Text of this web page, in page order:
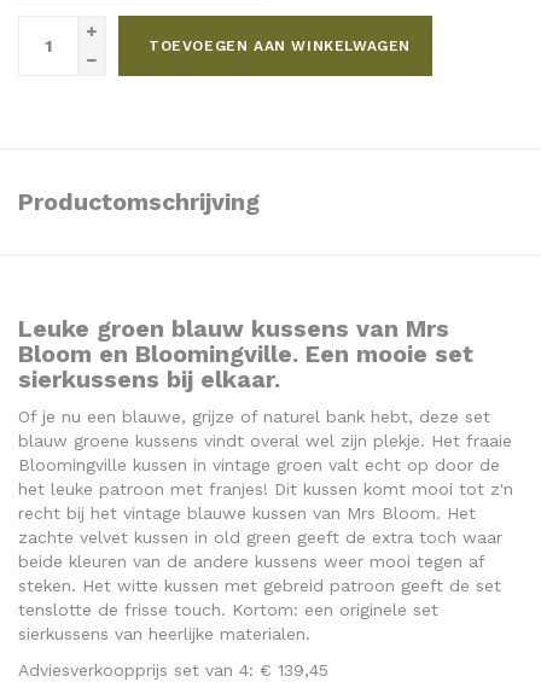
TOEVOEGEN AAN WINKELWAGEN
Productomschrijving
Leuke groen blauw kussens van Mrs
Bloom en Bloomingville. Een mooie set
sierkussens bij elkaar.
Of je nu een blauwe, grijze of naturel bank hebt, deze set
blauw groene kussens vindt overal wel zijn plekje. Het fraaie
Bloomingville kussen in vintage groen valt echt op door de
het leuke patroon met franjes! Dit kussen komt mooi tot z'n
recht bij het vintage blauwe kussen van Mrs Bloom. Het
zachte velvet kussen in old green geeft de extra toch waar
beide kleuren van de andere kussens weer mooi tegen af
steken. Het witte kussen met gebreid patroon geeft de set
tenslotte de frisse touch. Kortom: een originele set
sierkussens van heerlijke materialen.
Adviesverkoopprijs set van 4: € 139,45